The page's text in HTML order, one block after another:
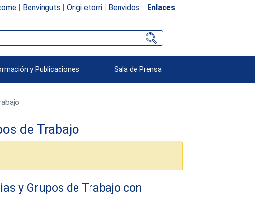
| Benvinguts | Ongi etorri| Benvidos Enlaces
y Publicaciones Sala de Prensa
de Trabajo
y Grupos de Trabajo con